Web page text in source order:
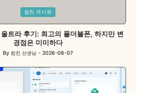
컴친 게시판
트라 후기: 최고의 폴더블폰, 하지만 변
경점은 미미하다
Posted
By 컴친 선생님 2026-08-07